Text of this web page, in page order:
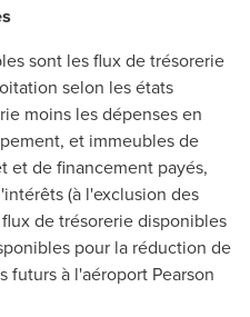
sont les flux de trésorerie
selon les états
moins les dépenses en
et immeubles de
et de financement payés,
(à l'exclusion des
de trésorerie disponibles
pour la réduction de
futurs à l'aéroport Pearson